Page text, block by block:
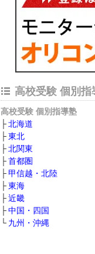
高校受験 個別
高校受験 個別指導塾
北海道
東北
北関東
首都圏
甲信越・北陸
東海
近畿
中国・四国
九州・沖縄